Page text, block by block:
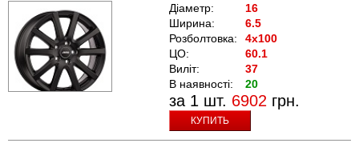
Діаметр:
16
Ширина:
6.5
Розболтовка:
4x100
ЦО:
60.1
Виліт:
37
В наявності:
20
за 1 шт. 6902 грн.
КУПИТЬ